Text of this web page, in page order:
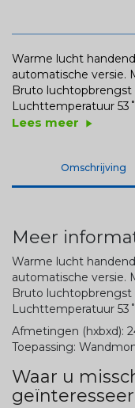
Warme lucht
automatische versie.
Bruto luchtopbrengst
Luchttemperatuur
Lees meer play_arrow
Omschrijving
Meer
Warme lucht
automatische versie.
Bruto luchtopbrengst
Luchttemperatuur
Afmetingen (hxbxd):
Toepassing:
Waar u